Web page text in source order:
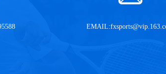
EMAIL: